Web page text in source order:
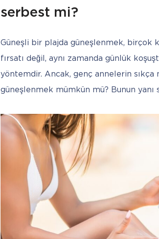
serbest mi?
Güneşli bir plajda güneşlenmek, birçok
fırsatı değil, aynı zamanda günlük
yöntemdir. Ancak, genç annelerin
güneşlenmek mümkün mü? Bunun yanı